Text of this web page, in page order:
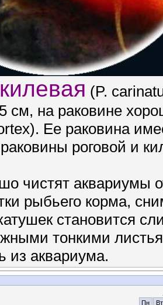
(P.
см, на раковине
Ее раковина
роговой и
чистят аквариумы
рыбьего корма,
становится
тонкими
из аквариума.
Пн
Вт